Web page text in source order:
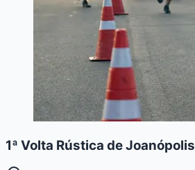
1ª Volta Rústica de Joanópolis